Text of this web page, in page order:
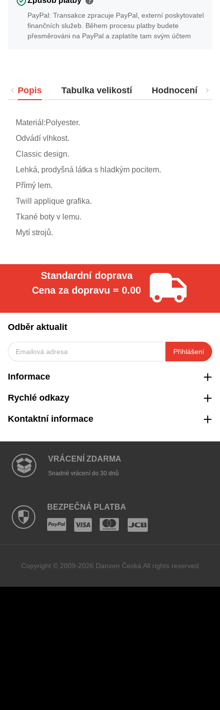
PayPal: Transakce zpracuje PayPal, externí poskytovatel
finančních služeb. Během procesu platby budete
přesměrováni na PayPal a zaplatíte tam svým účtem
Popis Tabulka velikostí Hodnocení
Materiál:Polyester.
Odvádí vlhkost.
Classic design.
Lehká, prodyšná látka s hladkým pocitem.
Přímý lem.
Twill applique grafika.
Tkané boty v lemu.
Mytí strojů.
Standardní doprava
Cena za dopravu = 0.00
Odběr aktualit
Přihlášení
Informace
Rychlé odkazy
Kontaktní informace
VRÁCENÍ ZDARMA
Snadné vrácení do 30 dnů
BEZPEČNÁ PLATBA
Copyright © 2009-2026 Danxen Česká All rights reserved